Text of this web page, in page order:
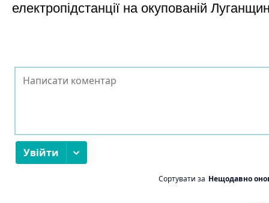
електропідстанції на окупованій